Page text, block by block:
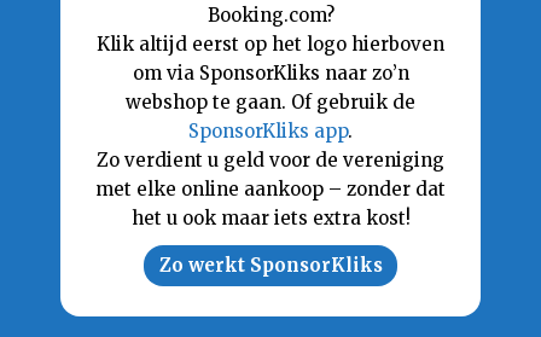
Booking.com?
Klik altijd eerst op het logo hierboven
om via SponsorKliks naar zo’n
webshop te gaan. Of gebruik de
SponsorKliks app.
Zo verdient u geld voor de vereniging
met elke online aankoop – zonder dat
het u ook maar iets extra kost!
Zo werkt SponsorKliks